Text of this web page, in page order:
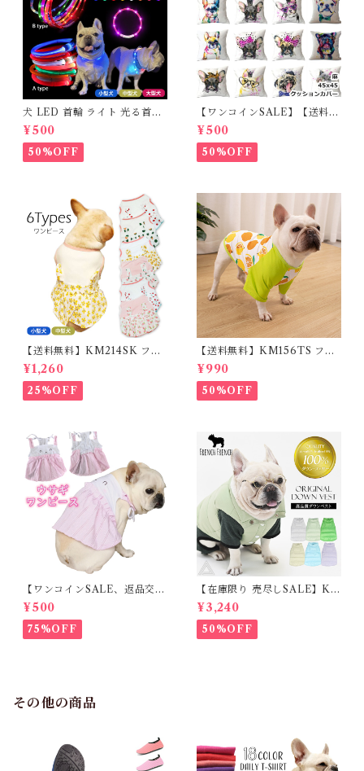
犬 LED 首輪 ライト 光る首輪
USB充電 生活防水 長さ調整可
能 首輪 犬用 ペット カラー ペ
ット用品 軽量 ドッグ用品 フレ
ンチブルドック 大型犬 中型犬
¥500
50%OFF
【ワンコインSALE】【送料無
料】KM503G クッションカバ
ー フレンチブルドッグ クリー
ム フレブル
¥500
50%OFF
【送料無料】KM214SK フレ
ブル 女の子 スカート ワンピー
ス夏 フリル 犬服 ドックウェア
¥1,260
25%OFF
【送料無料】KM156TS フレ
ブル Tシャツ フレンチブルド
ック レモン柄 犬服 ドックウェ
ア
¥990
50%OFF
【ワンコインSALE、返品交換
不可】KM171SK フレンチブ
ルドック 犬服 女の子 ピンク
スカート
¥500
75%OFF
【在庫限り 売尽しSALE】K
M952Tダウンベスト 100%ダ
ウン・フェザー 犬 犬服 ダウン
ジャケット ベスト フレンチブ
ルドッグ 冬服 極暖 暖かい 可
¥3,240
50%OFF
その他の商品